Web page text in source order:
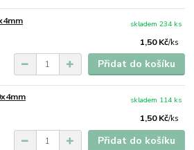
1,50 Kč/ks
skladem 234 ks
Přidat do košíku
1,50 Kč/ks
skladem 114 ks
Přidat do košíku